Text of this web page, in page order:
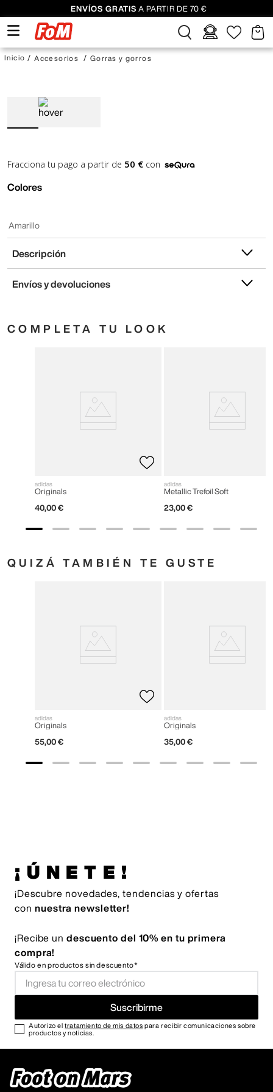
ENVÍOS GRATIS A PARTIR DE 70 €
Accesorios Gorras y gorros
Fracciona tu pago a partir de 50 € con
Colores
Amarillo
Descripción
Envíos y devoluciones
COMPLETA TU LOOK
adidas
Originals
40,00 €
adidas
Metallic Trefoil Soft
23,00 €
QUIZÁ TAMBIÉN TE GUSTE
adidas
Originals
55,00 €
adidas
Originals
35,00 €
¡ÚNETE!
¡Descubre novedades, tendencias y ofertas
con nuestra newsletter!
¡Recibe un descuento del 10% en tu primera
compra!
Válido en productos sin descuento*
Suscribirme
Autorizo eltratamiento de mis datos para recibir comunicaciones sobre
productos y noticias.